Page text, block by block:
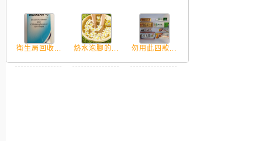
衛生局回收... 熱水泡腳的... 勿用此四款...